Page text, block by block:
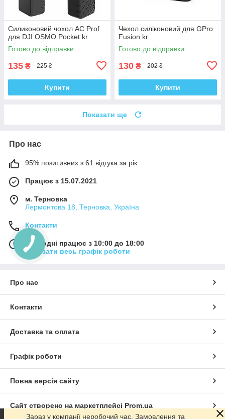
Силиконовий чохол AC Prof
для DJI OSMO Pocket kr
Готово до відправки
135 ₴ 225 ₴
Купити
Чехол силіконовий для GPro
Fusion kr
Готово до відправки
130 ₴ 202 ₴
Купити
Показати ще
Про нас
95% позитивних з 61 відгука за рік
Працює з 15.07.2021
м. Терновка
Лермонтова 18, Терновка, Україна
Контакти
Сьогодні працює з 10:00 до 18:00
Показати весь графік роботи
Про нас
Контакти
Доставка та оплата
Графік роботи
Повна версія сайту
Сайт створено на маркетплейсі Prom.ua
Зараз у компанії неробочий час. Замовлення та